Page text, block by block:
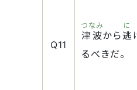
Q11
津波
つなみ
から逃
に
るべきだ。